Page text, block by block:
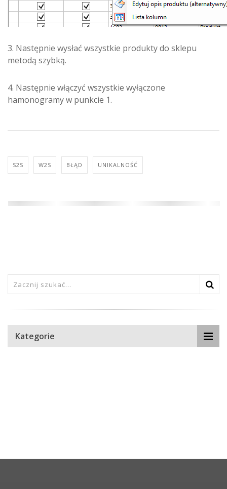
3. Następnie wysłać wszystkie produkty do sklepu
metodą szybką.
4. Następnie włączyć wszystkie wyłączone
hamonogramy w punkcie 1.
S2S W2S BŁĄD UNIKALNOŚĆ
Kategorie